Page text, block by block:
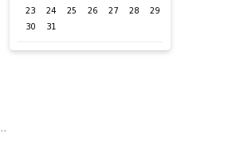
23
24 25 26 27 28
29
30
31